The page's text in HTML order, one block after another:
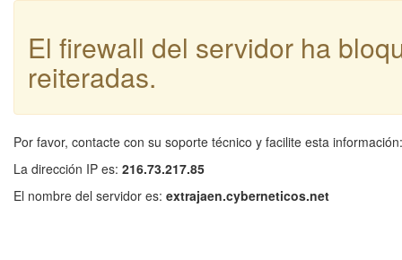
El firewall del servidor ha
reiteradas.
Por favor, contacte con su soporte técnico y facilite esta información:
La dirección IP es: 216.73.217.85
El nombre del servidor es: extrajaen.cyberneticos.net